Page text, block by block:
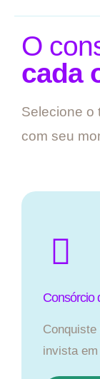
O
cada
Selecione o
com seu
Consórcio
invista